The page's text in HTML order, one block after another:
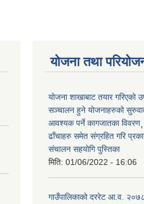
योजना तथा
योजना शाखाबाट तयार गरिएको
सञ्चालन हुने योजनाहरुको
आवश्यक पर्ने कागजातका
ढाँचाहरु समेत संग्रहित गरि
संचालन सहयोगि पुस्तिका
मिति: 01/06/2022 - 16:06
गाउँपालिकाको दररेट आ.व.